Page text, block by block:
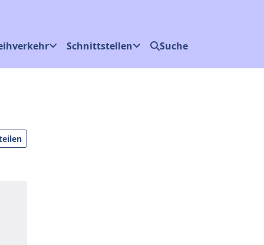
Schnittstellen Suche